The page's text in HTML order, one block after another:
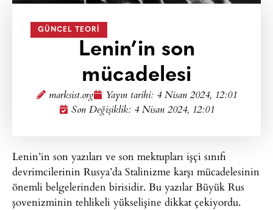
GÜNCEL TEORI
Lenin’in son
mücadelesi
marksist.org Yayın tarihi: 4 Nisan 2024, 12:01
Son Değişiklik: 4 Nisan 2024, 12:01
Lenin’in son yazıları ve son mektupları işçi sınıfı
devrimcilerinin Rusya’da Stalinizme karşı mücadelesinin
önemli belgelerinden birisidir. Bu yazılar Büyük Rus
şovenizminin tehlikeli yükselişine dikkat çekiyordu.